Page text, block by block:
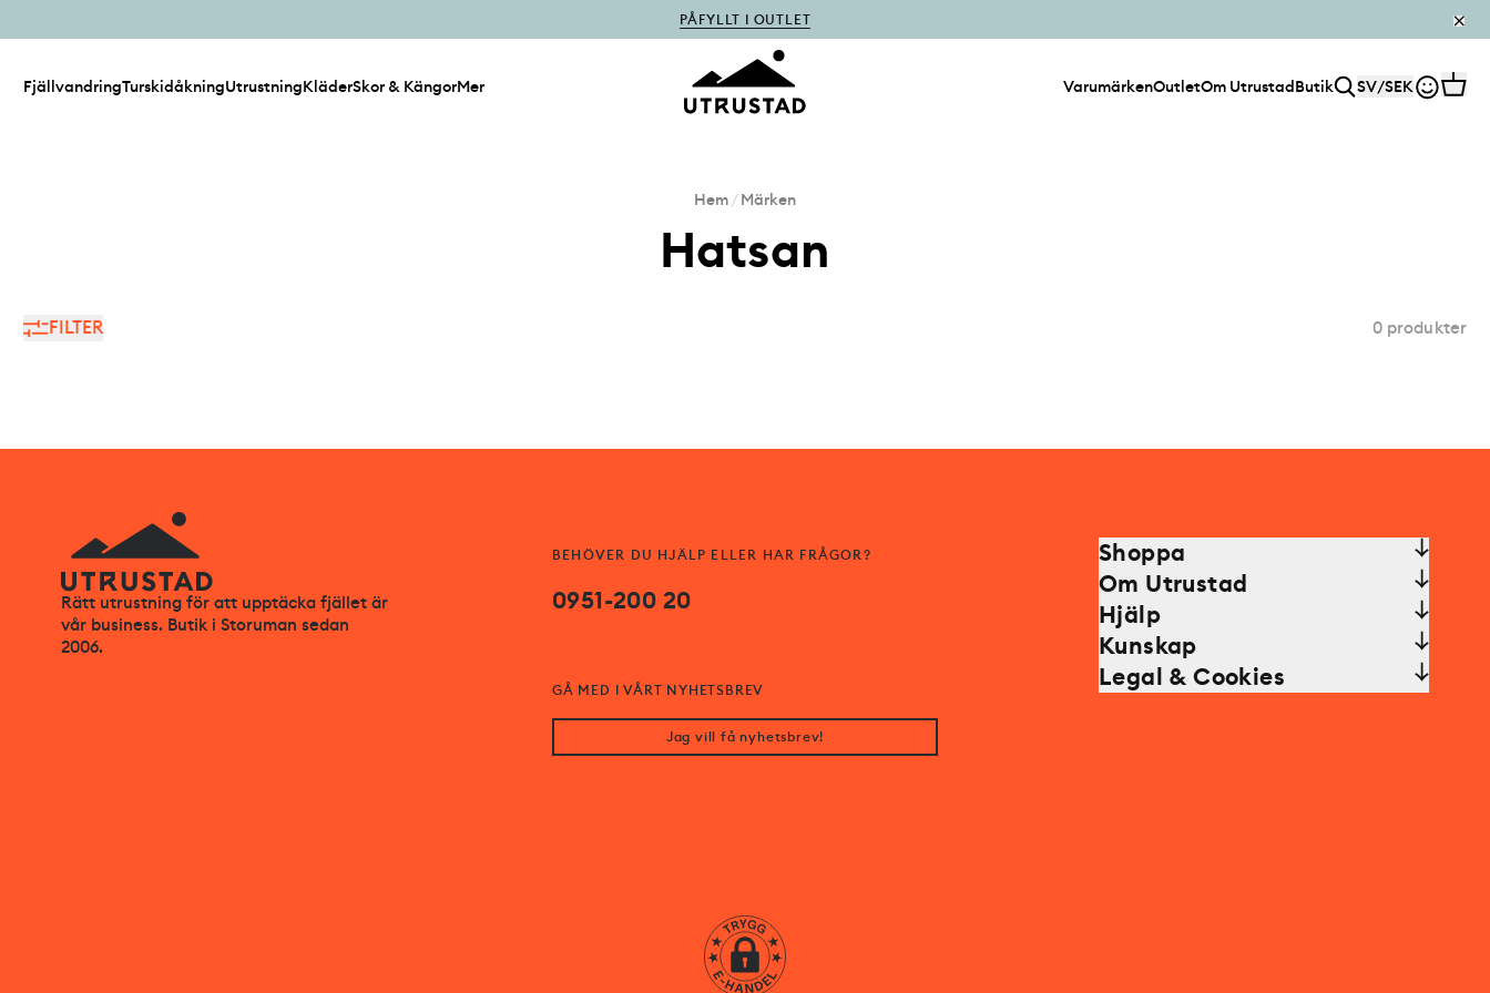
PÅFYLLT I OUTLET
FjällvandringTurskidåkningUtrustningKläderSkor & KängorMer VarumärkenOutletOm UtrustadButik SV/SEK
Hem/Märken
Hatsan
FILTER 0 produkter
Rätt utrustning för att upptäcka fjället är
vår business. Butik i Storuman sedan
2006.
BEHÖVER DU HJÄLP ELLER HAR FRÅGOR?
0951-200 20
GÅ MED I VÅRT NYHETSBREV
Jag vill få nyhetsbrev!
Shoppa
Om Utrustad
Hjälp
Kunskap
Legal & Cookies